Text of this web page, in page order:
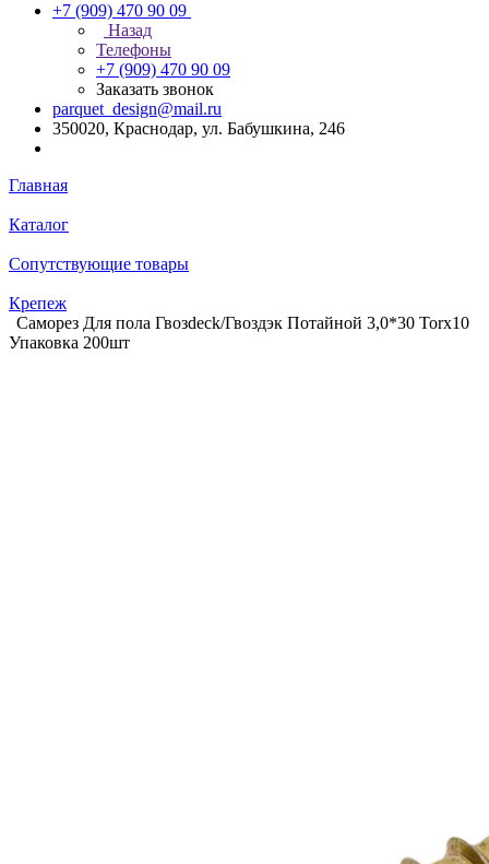
+7 (909) 470 90 09
Назад
Телефоны
+7 (909) 470 90 09
Заказать звонок
parquet_design@mail.ru
350020, Краснодар, ул. Бабушкина, 246
Главная
Каталог
Сопутствующие товары
Крепеж
Саморез Для пола Гвозdeck/Гвоздэк Потайной 3,0*30 Torx10
Упаковка 200шт